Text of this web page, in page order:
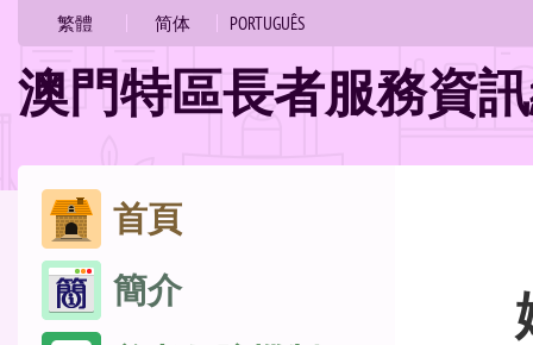
繁體 简体 PORTUGUÊS
澳門特區長者服務資
跳
至
內
首頁
簡介
位
置